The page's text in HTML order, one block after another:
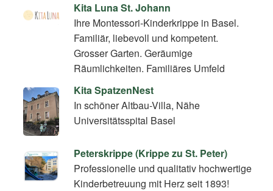
Kita Luna St. Johann
Ihre Montessori-Kinderkrippe in Basel.
Familiär, liebevoll und kompetent.
Grosser Garten. Geräumige
Räumlichkeiten. Familiäres Umfeld
Kita SpatzenNest
In schöner Altbau-Villa, Nähe
Universitätsspital Basel
Peterskrippe (Krippe zu St. Peter)
Professionelle und qualitativ hochwertige
Kinderbetreuung mit Herz seit 1893!